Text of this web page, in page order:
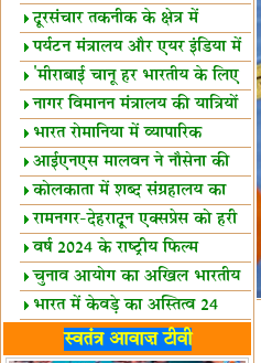
उछाल!
दूरसंचार तकनीक के क्षेत्र में
उत्कृष्टता पुरस्कार
पर्यटन मंत्रालय और एयर इंडिया में
समझौता
'मीराबाई चानू हर भारतीय के लिए
प्रेरणा'
नागर विमानन मंत्रालय की यात्रियों
को सलाह
भारत रोमानिया में व्यापारिक
साझेदारियां
आईएनएस मालवन ने नौसेना की
ताकत बढ़ाई
कोलकाता में शब्द संग्रहालय का
उद्घाटन
रामनगर-देहरादून एक्सप्रेस को हरी
झंडीवर्ष 2024 के राष्ट्रीय फिल्म
पुरस्कारों की घोषणा
चुनाव आयोग का अखिल भारतीय
मीडिया सम्मेलन
भारत में केवड़े का अस्तित्‍व 24
लाख वर्ष!
लखनऊ में 'एक राष्ट्र एक चुनाव'
स्वतंत्र आवाज़ टीवी